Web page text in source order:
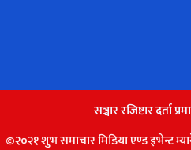
सञ्चार रजिष्टार दर्ता
©२०२१ शुभ समाचार मिडिया एण्ड इभेन्ट